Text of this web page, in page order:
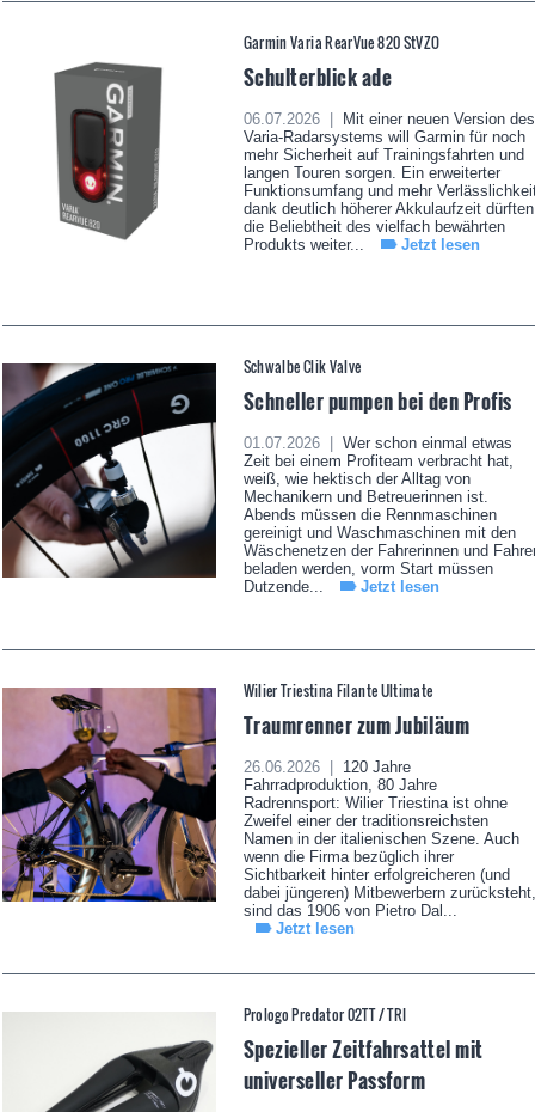
Garmin Varia RearVue 820 StVZO
Schulterblick ade
06.07.2026 |
Mit einer neuen Version des
Varia-Radarsystems will Garmin für noch
mehr Sicherheit auf Trainingsfahrten und
langen Touren sorgen. Ein erweiterter
Funktionsumfang und mehr
dank deutlich höherer Akkulaufzeit dürften
die Beliebtheit des vielfach bewährten
Produkts weiter...
Jetzt lesen
Schwalbe Clik Valve
Schneller pumpen bei den Profis
01.07.2026 |
Wer schon einmal etwas
Zeit bei einem Profiteam verbracht hat,
weiß, wie hektisch der Alltag von
Mechanikern und Betreuerinnen ist.
Abends müssen die Rennmaschinen
gereinigt und Waschmaschinen mit den
Wäschenetzen der Fahrerinnen und
beladen werden, vorm Start müssen
Dutzende...
Jetzt lesen
Wilier Triestina Filante Ultimate
Traumrenner zum Jubiläum
26.06.2026 |
120 Jahre
Fahrradproduktion, 80 Jahre
Radrennsport: Wilier Triestina ist ohne
Zweifel einer der traditionsreichsten
Namen in der italienischen Szene. Auch
wenn die Firma bezüglich ihrer
Sichtbarkeit hinter erfolgreicheren (und
dabei jüngeren) Mitbewerbern zurücksteht,
sind das 1906 von Pietro Dal...
Jetzt lesen
Prologo Predator 02TT / TRI
Spezieller Zeitfahrsattel mit
universeller Passform